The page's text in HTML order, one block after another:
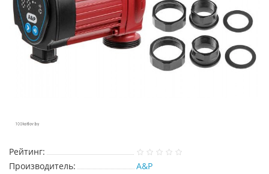
Рейтинг:
Производитель:
A&P